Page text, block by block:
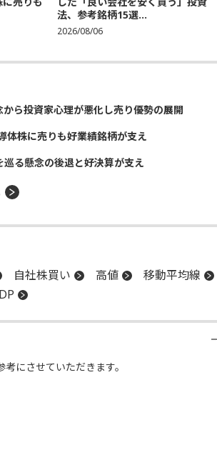
法、参考銘柄15選...
2026/08/06
ら投資家心理が悪化し売り優勢の展開
体株に売りも好業績銘柄が支え
る懸念の後退と好決算が支え
自社株買い 高値
移動平均線
にさせていただきます。